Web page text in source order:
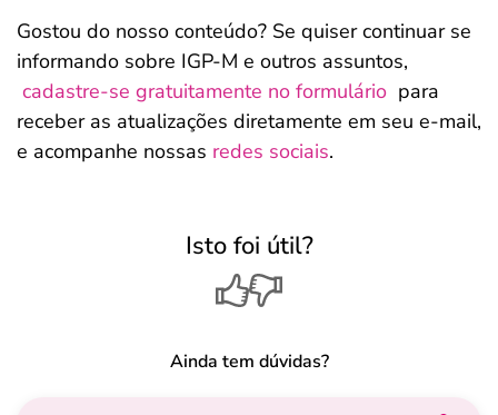
Gostou do nosso conteúdo? Se quiser continuar se
informando sobre IGP-M e outros assuntos,
cadastre-se gratuitamente no formulário para
receber as atualizações diretamente em seu e-mail,
e acompanhe nossas redes sociais.
Isto foi útil?
Ainda tem dúvidas?